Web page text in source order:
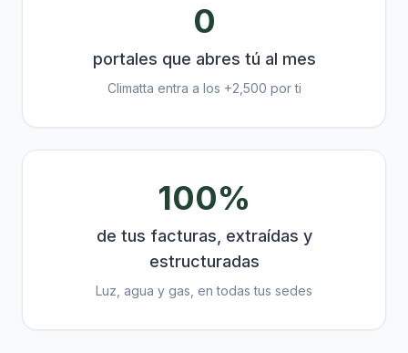
0
portales que abres tú al mes
Climatta entra a los +2,500 por ti
100%
de tus facturas, extraídas y
estructuradas
Luz, agua y gas, en todas tus sedes